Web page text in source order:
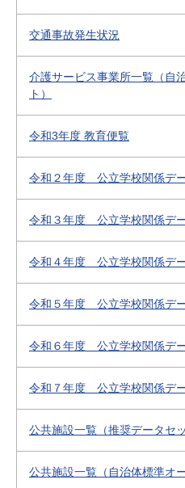
交通事故発生状況
介護サービス事業所一覧（自
ト）
令和3年度 教育便覧
令和２年度 公立学校関係デ
令和３年度 公立学校関係デ
令和４年度 公立学校関係デ
令和５年度 公立学校関係デ
令和６年度 公立学校関係デ
令和７年度 公立学校関係デ
公共施設一覧（推奨データセッ
公共施設一覧（自治体標準オ